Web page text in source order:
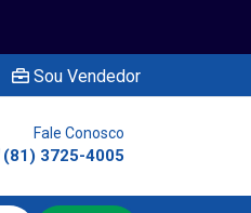
Sou Vendedor
Fale Conosco
(81) 3725-4005